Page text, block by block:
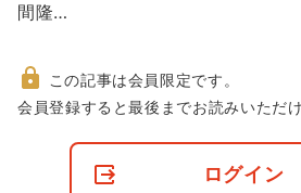
間隆…
非
この記事は会員限定です。
会員登録すると最後までお読みいただけ
ログイン